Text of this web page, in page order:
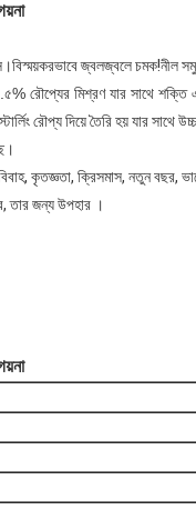
জ্বলজ্বলে চমক!নীল
রৌপ্যের মিশ্রণ যার সাথে
রৌপ্য দিয়ে তৈরি হয় যার সাথে
কৃতজ্ঞতা, ক্রিসমাস, নতুন
তার জন্য উপহার ।